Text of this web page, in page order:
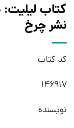
کتاب
نشر چرخ
کد کتاب
146917
نویسنده